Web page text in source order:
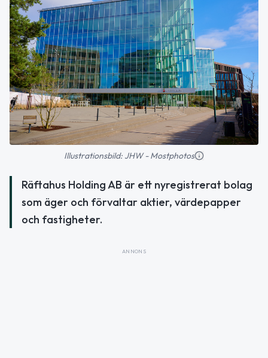
Illustrationsbild: JHW - Mostphotos
Räftahus Holding AB är ett nyregistrerat bolag
som äger och förvaltar aktier, värdepapper
och fastigheter.
ANNONS